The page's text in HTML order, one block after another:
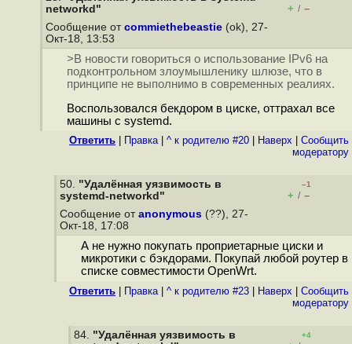
networkd"
+ / –
Сообщение от commiethebeastie (ok), 27-
Окт-18, 13:53
>В новости говориться о использование IPv6 на
подконтрольном злоумышленику шлюзе, что в
принципе не выполнимо в современных реалиях.
Воспользовался бекдором в циске, оттрахал все
машины с systemd.
Ответить Правка| ^ к родителю #20 Наверх
Cообщить
модератору
50. "Удалённая уязвимость в
systemd-networkd"
–1
+ / –
Сообщение от anonymous (??), 27-
Окт-18, 17:08
А не нужно покупать проприетарные циски и
микротики с бэкдорами. Покупай любой роутер в
списке совместимости OpenWrt.
Ответить Правка| ^ к родителю #23 Наверх
Cообщить
модератору
84. "Удалённая уязвимость в
+4